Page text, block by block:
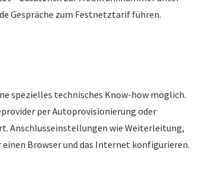
Gespräche zum Festnetztarif führen.
spezielles technisches Know-how möglich.
per Autoprovisionierung oder
Anschlusseinstellungen wie Weiterleitung,
Browser und das Internet konfigurieren.